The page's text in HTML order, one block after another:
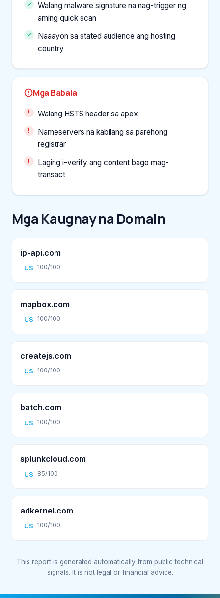
Walang malware signature na nag-trigger ng
aming quick scan
Naaayon sa stated audience ang hosting
country
Mga Babala
Walang HSTS header sa apex
Nameservers na kabilang sa parehong
registrar
Laging i-verify ang content bago mag-
transact
Mga Kaugnay na Domain
ip-api.com
US 100/100
mapbox.com
US 100/100
createjs.com
US 100/100
batch.com
US 100/100
splunkcloud.com
US 85/100
adkernel.com
US 100/100
This report is generated automatically from public technical
signals. It is not legal or financial advice.